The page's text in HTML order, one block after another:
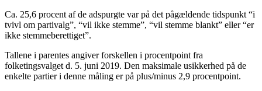
Ca. 25,6 procent af de adspurgte var på det pågældende tidspunkt “i
tvivl om partivalg”, “vil ikke stemme”, “vil stemme blankt” eller “er
ikke stemmeberettiget”.
Tallene i parentes angiver forskellen i procentpoint fra
folketingsvalget d. 5. juni 2019. Den maksimale usikkerhed på de
enkelte partier i denne måling er på plus/minus 2,9 procentpoint.